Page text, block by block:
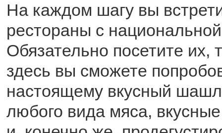
На каждом шагу вы
рестораны с
Обязательно посетите их,
здесь вы сможете
настоящему вкусный
любого вида мяса,